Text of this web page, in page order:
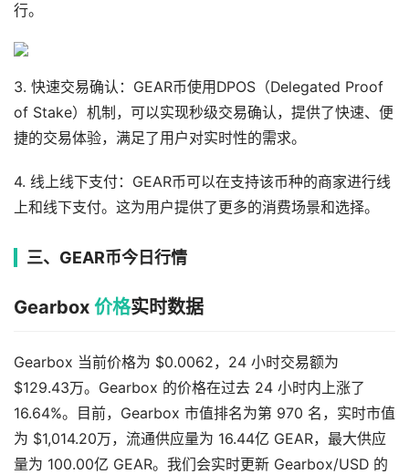
行。
3. 快速交易确认：GEAR币使用DPOS（Delegated Proof
of Stake）机制，可以实现秒级交易确认，提供了快速、便
捷的交易体验，满足了用户对实时性的需求。
4. 线上线下支付：GEAR币可以在支持该币种的商家进行线
上和线下支付。这为用户提供了更多的消费场景和选择。
三、GEAR币今日行情
Gearbox 价格实时数据
Gearbox 当前价格为 $0.0062，24 小时交易额为
$129.43万。Gearbox 的价格在过去 24 小时内上涨了
16.64%。目前，Gearbox 市值排名为第 970 名，实时市值
为 $1,014.20万，流通供应量为 16.44亿 GEAR，最大供应
量为 100.00亿 GEAR。我们会实时更新 Gearbox/USD 的